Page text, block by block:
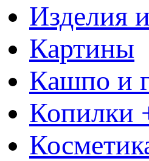
Изделия
Картины
Кашпо и
Копилки